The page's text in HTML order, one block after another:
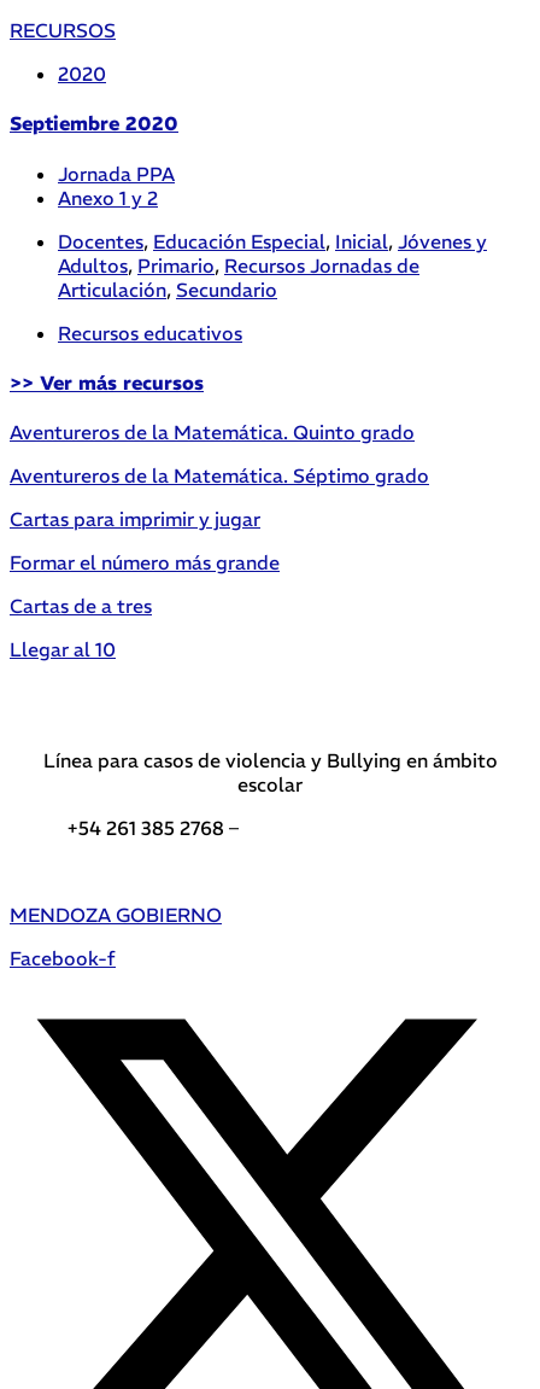
RECURSOS
2020
Septiembre 2020
Jornada PPA
Anexo 1 y 2
Docentes, Educación Especial, Inicial, Jóvenes y
Adultos, Primario, Recursos Jornadas de
Articulación, Secundario
Recursos educativos
>> Ver más recursos
Aventureros de la Matemática. Quinto grado
Aventureros de la Matemática. Séptimo grado
Cartas para imprimir y jugar
Formar el número más grande
Cartas de a tres
Llegar al 10
Línea para casos de violencia y Bullying en ámbito
escolar
+54 261 385 2768 –
MENDOZA GOBIERNO
Facebook-f